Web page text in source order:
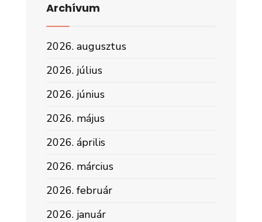
Archívum
2026. augusztus
2026. július
2026. június
2026. május
2026. április
2026. március
2026. február
2026. január